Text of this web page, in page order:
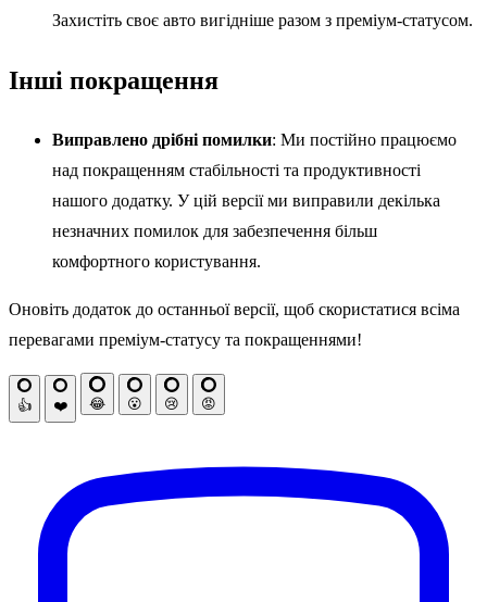
Захистіть своє авто вигідніше разом з преміум-статусом.
Інші покращення
Виправлено дрібні помилки: Ми постійно працюємо
над покращенням стабільності та продуктивності
нашого додатку. У цій версії ми виправили декілька
незначних помилок для забезпечення більш
комфортного користування.
Оновіть додаток до останньої версії, щоб скористатися всіма
перевагами преміум-статусу та покращеннями!
👍 ❤️ 😂 😮 😢 😡